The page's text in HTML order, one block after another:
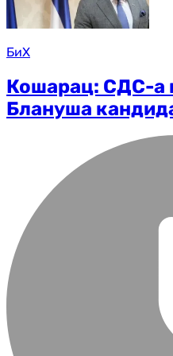
БиХ
Кошарац: СДС-а
Блануша